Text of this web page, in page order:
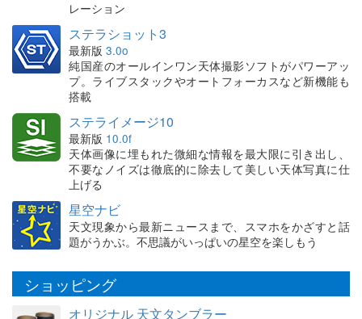
レーション
ステラショット3
最新版 3.0o
純国産のオールインワン天体撮影ソフトがパワーアッ
プ。ライブスタックやオートフォーカスなど新機能も
搭載
ステライメージ10
最新版 10.0f
天体画像に埋もれた微細な情報を最大限に引き出し、
不要なノイズは徹底的に除去して美しい天体写真に仕
上げる
星空ナビ
天文現象から最新ニュースまで、スマホをかざすと話
題がうかぶ。不思議がいっぱいの星空を楽しもう
ショッピング
オリジナル 天文タンブラー